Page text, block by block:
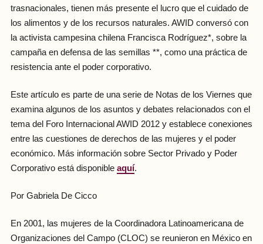
trasnacionales, tienen más presente el lucro que el cuidado de
los alimentos y de los recursos naturales. AWID conversó con
la activista campesina chilena Francisca Rodríguez*, sobre la
campaña en defensa de las semillas **, como una práctica de
resistencia ante el poder corporativo.
Este artículo es parte de una serie de Notas de los Viernes que
examina algunos de los asuntos y debates relacionados con el
tema del Foro Internacional AWID 2012 y establece conexiones
entre las cuestiones de derechos de las mujeres y el poder
económico. Más información sobre Sector Privado y Poder
Corporativo está disponible aquí.
Por Gabriela De Cicco
En 2001, las mujeres de la Coordinadora Latinoamericana de
Organizaciones del Campo (CLOC) se reunieron en México en